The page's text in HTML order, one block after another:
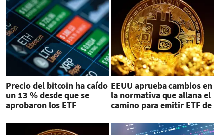
Precio del bitcoin ha caído
un 13 % desde que se
aprobaron los ETF
EEUU aprueba cambios en
la normativa que allana el
camino para emitir ETF de